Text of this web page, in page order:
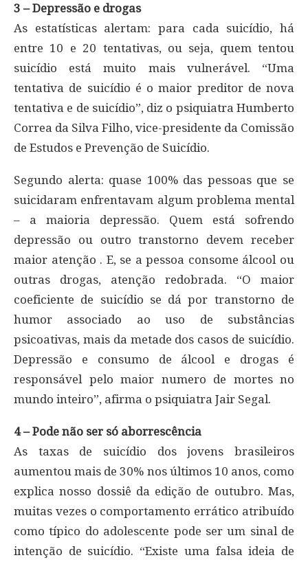
3 – Depressão e drogas
As estatísticas alertam: para cada suicídio, há
entre 10 e 20 tentativas, ou seja, quem tentou
suicídio está muito mais vulnerável. “Uma
tentativa de suicídio é o maior preditor de nova
tentativa e de suicídio”, diz o psiquiatra Humberto
Correa da Silva Filho, vice-presidente da Comissão
de Estudos e Prevenção de Suicídio.
Segundo alerta: quase 100% das pessoas que se
suicidaram enfrentavam algum problema mental
– a maioria depressão. Quem está sofrendo
depressão ou outro transtorno devem receber
maior atenção . E, se a pessoa consome álcool ou
outras drogas, atenção redobrada. “O maior
coeficiente de suicídio se dá por transtorno de
humor associado ao uso de substâncias
psicoativas, mais da metade dos casos de suicídio.
Depressão e consumo de álcool e drogas é
responsável pelo maior numero de mortes no
mundo inteiro”, afirma o psiquiatra Jair Segal.
4 – Pode não ser só aborrescência
As taxas de suicídio dos jovens brasileiros
aumentou mais de 30% nos últimos 10 anos, como
explica nosso dossiê da edição de outubro. Mas,
muitas vezes o comportamento errático atribuído
como típico do adolescente pode ser um sinal de
intenção de suicídio. “Existe uma falsa ideia de